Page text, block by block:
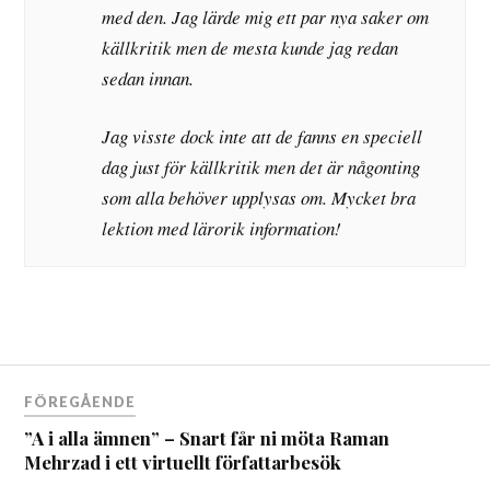
med den. Jag lärde mig ett par nya saker om
källkritik men de mesta kunde jag redan
sedan innan.
Jag visste dock inte att de fanns en speciell
dag just för källkritik men det är någonting
som alla behöver upplysas om. Mycket bra
lektion med lärorik information!
FÖREGÅENDE
”A i alla ämnen” – Snart får ni möta Raman
Mehrzad i ett virtuellt författarbesök